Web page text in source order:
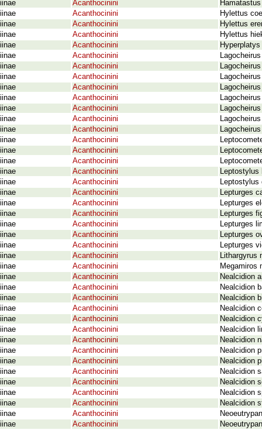
Acanthocinini
Acanthocinini
Hylettus
Acanthocinini
Hylettus
Acanthocinini
Hylettus
Acanthocinini
Acanthocinini
Acanthocinini
Acanthocinini
Acanthocinini
Acanthocinini
Acanthocinini
Acanthocinini
Acanthocinini
Acanthocinini
Acanthocinini
Acanthocinini
Acanthocinini
Leptostylus
Acanthocinini
Leptostylus
Acanthocinini
Lepturges
Acanthocinini
Lepturges
Acanthocinini
Lepturges
Acanthocinini
Lepturges
Acanthocinini
Lepturges
Acanthocinini
Lepturges
Acanthocinini
Lithargyrus
Acanthocinini
Megamiros
Acanthocinini
Nealcidion
Acanthocinini
Nealcidion
Acanthocinini
Nealcidion
Acanthocinini
Nealcidion
Acanthocinini
Nealcidion
Acanthocinini
Nealcidion
Acanthocinini
Nealcidion
Acanthocinini
Nealcidion
Acanthocinini
Nealcidion
Acanthocinini
Nealcidion
Acanthocinini
Nealcidion
Acanthocinini
Nealcidion
Acanthocinini
Nealcidion
Acanthocinini
Acanthocinini